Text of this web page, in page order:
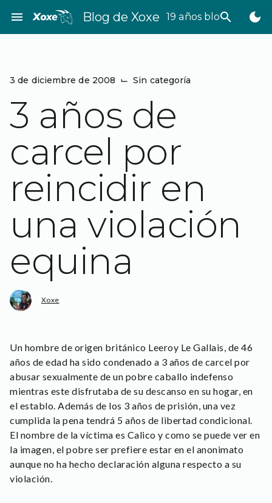
contenido
menu Blog de Xoxe 19 años bloggeando
search dark_mode
3 de diciembre de 2008 ⌙ Sin categoría
3 años de
carcel por
reincidir en
una violación
equina
Xoxe
Un hombre de origen británico Leeroy Le Gallais, de 46
años de edad ha sido condenado a 3 años de carcel por
abusar sexualmente de un pobre caballo indefenso
mientras este disfrutaba de su descanso en su hogar, en
el establo. Además de los 3 años de prisión, una vez
cumplida la pena tendrá 5 años de libertad condicional.
El nombre de la víctima es Calico y como se puede ver en
la imagen, el pobre ser prefiere estar en el anonimato
aunque no ha hecho declaración alguna respecto a su
violación.